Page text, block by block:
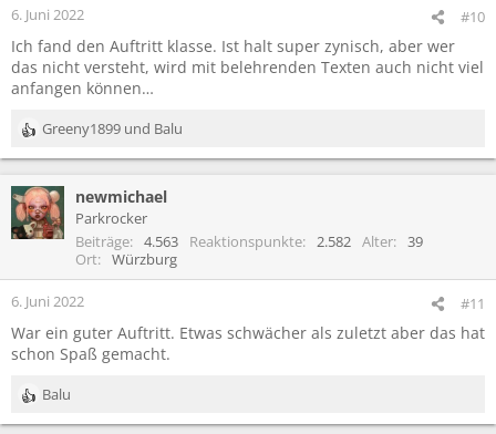
n
:
6. Juni 2022 #10
Ich fand den Auftritt klasse. Ist halt super zynisch, aber wer
das nicht versteht, wird mit belehrenden Texten auch nicht viel
anfangen können…
R
e
k
t
i
n
:
Greeny1899 und Balu
newmichael
Parkrocker
Beiträge
4.563 Reaktionspunkte 2.582 Alter
39
Ort
Würzburg
6. Juni 2022 #11
War ein guter Auftritt. Etwas schwächer als zuletzt aber das hat
schon Spaß gemacht.
R
e
Balu